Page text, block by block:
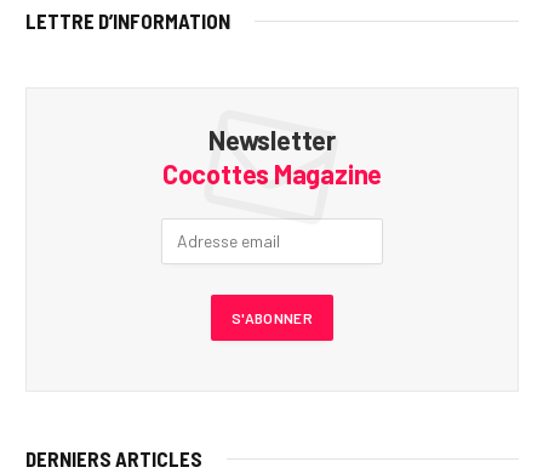
LETTRE D’INFORMATION
Newsletter
Cocottes Magazine
DERNIERS ARTICLES